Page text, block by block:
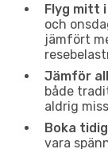
Flyg mitt
och
jämfört
Jämför
både
aldrig
Boka
vara